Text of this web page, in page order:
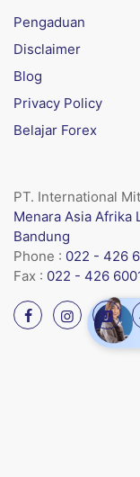
Pengaduan
Disclaimer
Blog
Privacy Policy
Belajar Forex
PT. International
Menara Asia Afrika
Bandung
Phone : 022 - 426
Fax : 022 - 426